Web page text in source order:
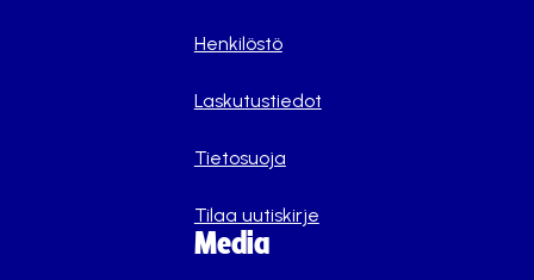
Henkilöstö
Laskutustiedot
Tietosuoja
Tilaa uutiskirje
Media